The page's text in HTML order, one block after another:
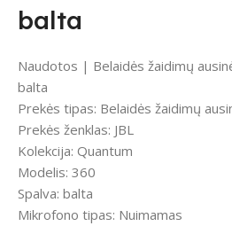
balta
Naudotos | Belaidės žaidimų
balta
Prekės tipas: Belaidės žaidimų
Prekės ženklas: JBL
Kolekcija: Quantum
Modelis: 360
Spalva: balta
Mikrofono tipas: Nuimamas